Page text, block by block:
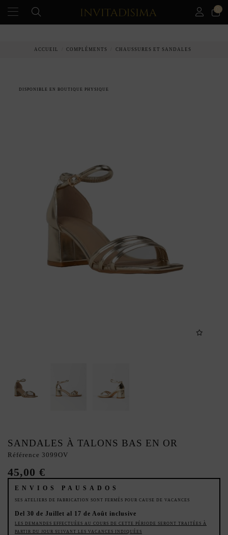
ACCUEIL COMPLÉMENTS CHAUSSURES ET SANDALES
DISPONIBLE EN BOUTIQUE PHYSIQUE
SANDALES À TALONS BAS EN OR
Référence 3099OV
45,00 €
ENVIOS PAUSADOS
SES ATELIERS DE FABRICATION SONT FERMÉS POUR CAUSE DE VACANCES
Del 30 de Juillet al 17 de Août inclusive
LES DEMANDES EFFECTUÉES AU COURS DE CETTE PÉRIODE SERONT TRAITÉES À
PARTIR DU JOUR SUIVANT LES VACANCES INDIQUÉES